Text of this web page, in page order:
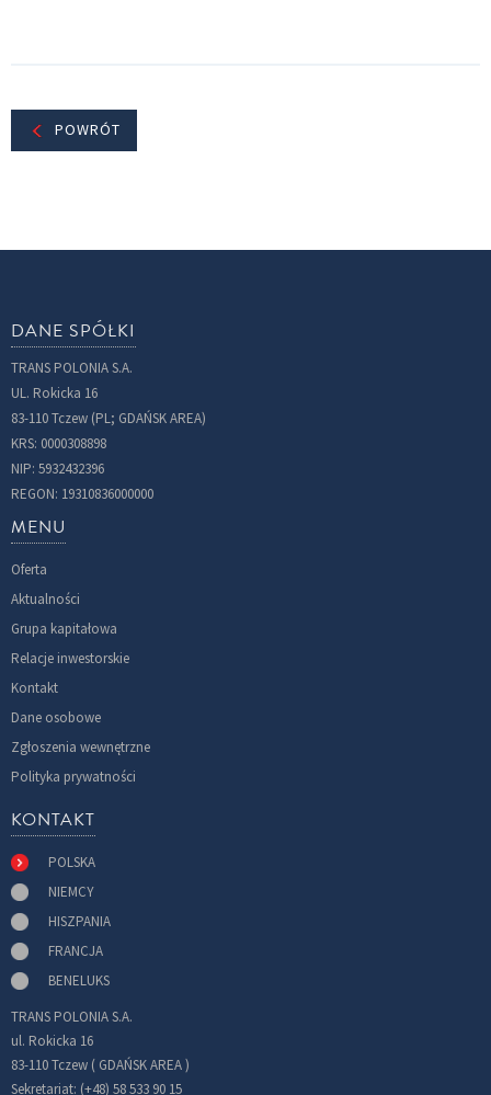
POWRÓT
DANE SPÓŁKI
TRANS POLONIA S.A.
UL. Rokicka 16
83-110 Tczew (PL; GDAŃSK AREA)
KRS: 0000308898
NIP: 5932432396
REGON: 19310836000000
MENU
Oferta
Aktualności
Grupa kapitałowa
Relacje inwestorskie
Kontakt
Dane osobowe
Zgłoszenia wewnętrzne
Polityka prywatności
KONTAKT
POLSKA
NIEMCY
HISZPANIA
FRANCJA
BENELUKS
TRANS POLONIA S.A.
ul. Rokicka 16
83-110 Tczew ( GDAŃSK AREA )
Sekretariat: (+48) 58 533 90 15